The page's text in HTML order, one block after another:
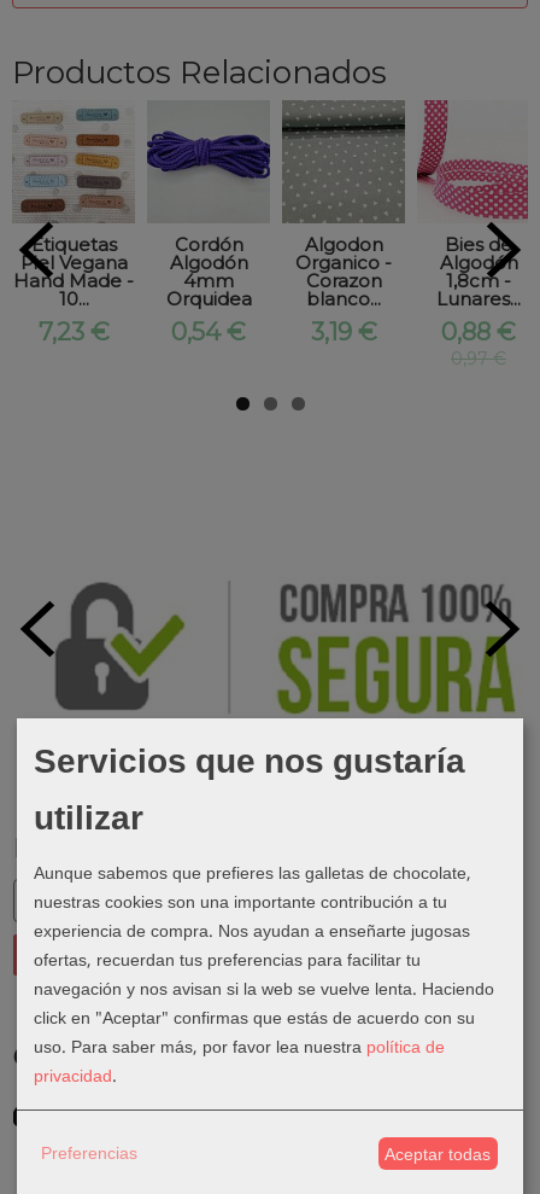
Costes de Envío
Productos Relacionados
Etiquetas
Piel Vegana
Hand Made -
10...
7,23 €
Cordón
Algodón
4mm
Orquidea
0,54 €
Algodon
Organico -
Corazon
blanco...
3,19 €
Bies de
Algodón
1,8cm -
Lunares...
0,88 €
0,97 €
Servicios que nos gustaría
utilizar
Aunque sabemos que prefieres las galletas de chocolate,
nuestras cookies son una importante contribución a tu
experiencia de compra. Nos ayudan a enseñarte jugosas
ofertas, recuerdan tus preferencias para facilitar tu
navegación y nos avisan si la web se vuelve lenta. Haciendo
click en "Aceptar" confirmas que estás de acuerdo con su
uso. Para saber más, por favor lea nuestra política de
privacidad.
Preferencias Aceptar todas